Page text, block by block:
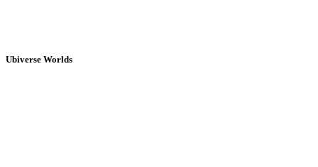
Ubiverse Worlds